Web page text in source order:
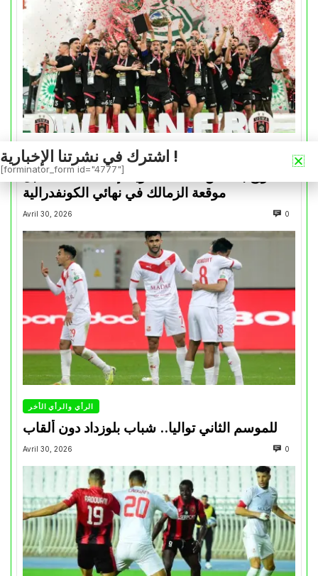
كأس الكونفدرالية
التتويج بالكأس.. دفعة معنوية لإتحاد العاصمة قبل
موقعة الزمالك في نهائي الكونفدرالية
Avril 30, 2026 0
الرأي والرأي الأخر
للموسم الثاني تواليا.. شباب بلوزداد دون ألقاب
Avril 30, 2026 0
اشترك في نشرتنا الإخبارية !
[forminator_form id="4777"]